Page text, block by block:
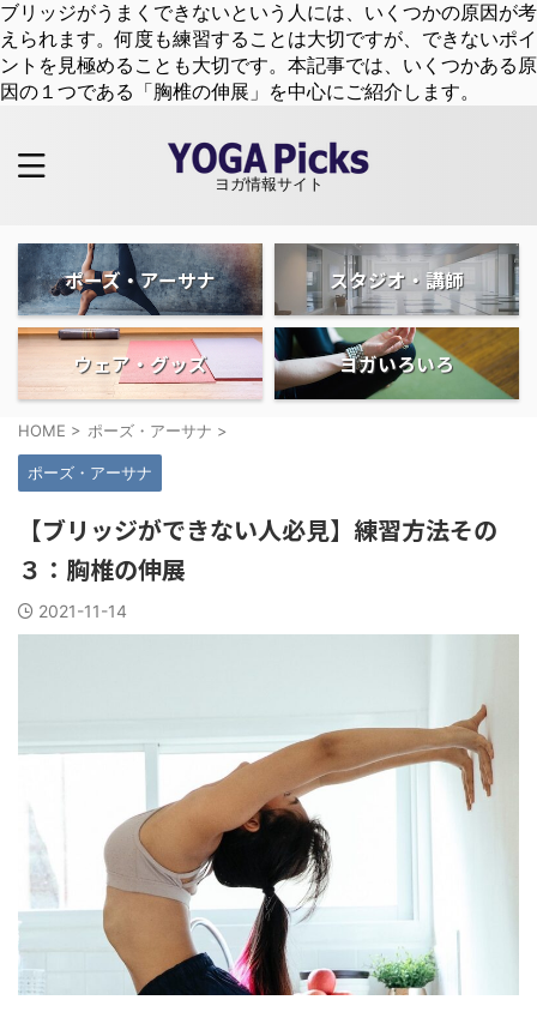
ブリッジがうまくできないという人には、いくつかの原因が考
えられます。何度も練習することは大切ですが、できないポイ
ントを見極めることも大切です。本記事では、いくつかある原
因の１つである「胸椎の伸展」を中心にご紹介します。
ヨガ情報サイト
ポーズ・アーサナ スタジオ・講師
ウェア・グッズ ヨガいろいろ
HOME > ポーズ・アーサナ >
ポーズ・アーサナ
【ブリッジができない人必見】練習方法その
３：胸椎の伸展
2021-11-14